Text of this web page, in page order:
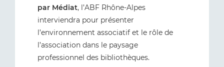
par Médiat, l’ABF Rhône-Alpes
interviendra pour présenter
l’environnement associatif et le rôle de
l’association dans le paysage
professionnel des bibliothèques.